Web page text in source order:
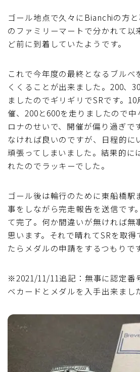
ゴール地点で久々にBianchiの方
のファミリーマートで分かれて以
ど前に到着していたようです。
これで今年度の最終となるブルべ
くくることが出来ました。200、
ましたのでギリギリでSRです。
催、200と600を走りましたので中
ロナのせいで、開催が偏り過ぎで
なければ良いのですが、日程的に
頑張ってしまいました。結果的に
れたのでラッキーでした。
ゴール後は輪行のために東船橋駅
事をしながら完走報告を送信です
て完了。何か間違いが無ければ無
思います。それで晴れてSRを取得
たらメダルの申請をするつもりです
※2021/11/11追記：無事に認定番
ベカードとメダルを入手出来まし